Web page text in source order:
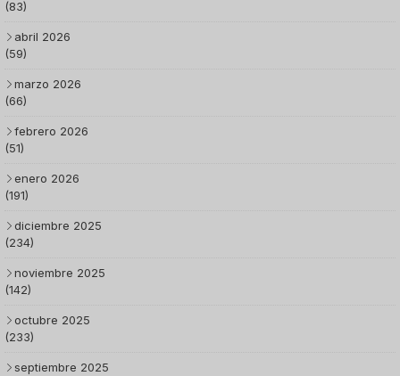
(83)
abril 2026
(59)
marzo 2026
(66)
febrero 2026
(51)
enero 2026
(191)
diciembre 2025
(234)
noviembre 2025
(142)
octubre 2025
(233)
septiembre 2025